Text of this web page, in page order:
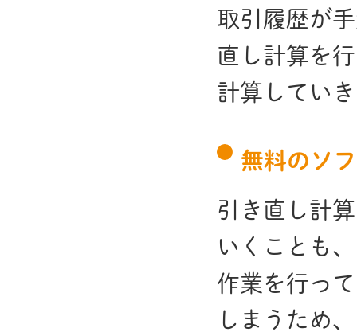
取引履歴が
直し計算を
計算してい
無料のソ
引き直し計
いくことも
作業を行っ
しまうため